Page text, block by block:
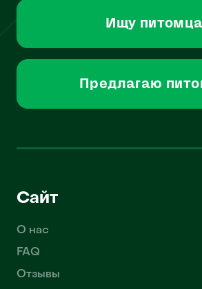
Ищу питомца
Предлагаю
Сайт
О нас
FAQ
Отзывы